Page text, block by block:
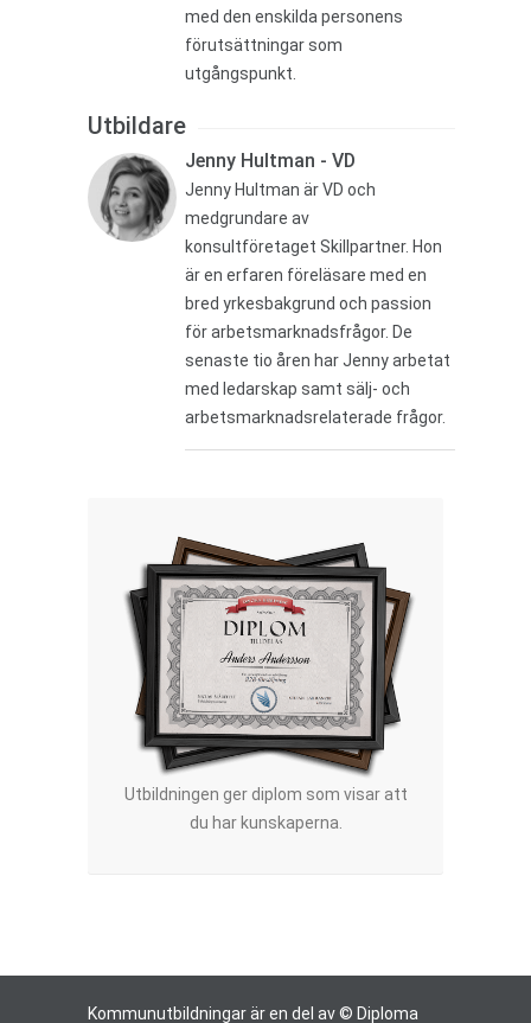
med den enskilda personens
förutsättningar som
utgångspunkt.
Utbildare
Jenny Hultman - VD
Jenny Hultman är VD och
medgrundare av
konsultföretaget Skillpartner. Hon
är en erfaren föreläsare med en
bred yrkesbakgrund och passion
för arbetsmarknadsfrågor. De
senaste tio åren har Jenny arbetat
med ledarskap samt sälj- och
arbetsmarknadsrelaterade frågor.
Utbildningen ger diplom som visar att
du har kunskaperna.
Kommunutbildningar är en del av © Diploma